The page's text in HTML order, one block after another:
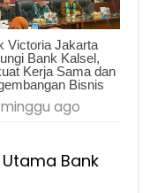
Victoria Jakarta
Bank Kalsel,
Kerja Sama dan
Bisnis
minggu ago
Bank